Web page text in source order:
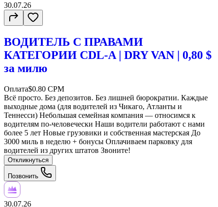
30.07.26
ВОДИТЕЛЬ С ПРАВАМИ
КАТЕГОРИИ CDL-A | DRY VAN | 0,80 $
за милю
Оплата$0.80 CPM
Всё просто. Без депозитов. Без лишней бюрократии. Каждые
выходные дома (для водителей из Чикаго, Атланты и
Теннесси) Небольшая семейная компания — относимся к
водителям по-человечески Наши водители работают с нами
более 5 лет Новые грузовики и собственная мастерская До
3000 миль в неделю + бонусы Оплачиваем парковку для
водителей из других штатов Звоните!
Откликнуться
Позвонить
30.07.26